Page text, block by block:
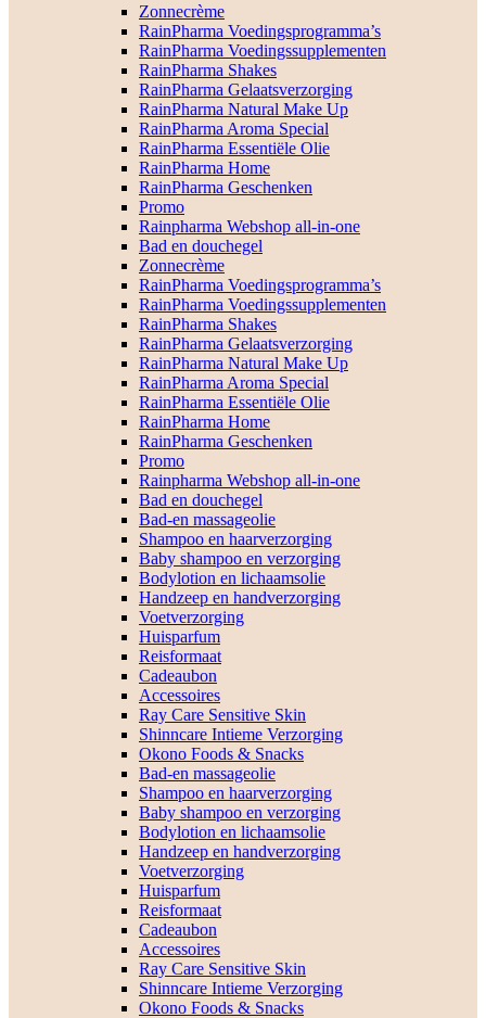
Zonnecrème
RainPharma Voedingsprogramma’s
RainPharma Voedingssupplementen
RainPharma Shakes
RainPharma Gelaatsverzorging
RainPharma Natural Make Up
RainPharma Aroma Special
RainPharma Essentiële Olie
RainPharma Home
RainPharma Geschenken
Promo
Rainpharma Webshop all-in-one
Bad en douchegel
Zonnecrème
RainPharma Voedingsprogramma’s
RainPharma Voedingssupplementen
RainPharma Shakes
RainPharma Gelaatsverzorging
RainPharma Natural Make Up
RainPharma Aroma Special
RainPharma Essentiële Olie
RainPharma Home
RainPharma Geschenken
Promo
Rainpharma Webshop all-in-one
Bad en douchegel
Bad-en massageolie
Shampoo en haarverzorging
Baby shampoo en verzorging
Bodylotion en lichaamsolie
Handzeep en handverzorging
Voetverzorging
Huisparfum
Reisformaat
Cadeaubon
Accessoires
Ray Care Sensitive Skin
Shinncare Intieme Verzorging
Okono Foods & Snacks
Bad-en massageolie
Shampoo en haarverzorging
Baby shampoo en verzorging
Bodylotion en lichaamsolie
Handzeep en handverzorging
Voetverzorging
Huisparfum
Reisformaat
Cadeaubon
Accessoires
Ray Care Sensitive Skin
Shinncare Intieme Verzorging
Okono Foods & Snacks